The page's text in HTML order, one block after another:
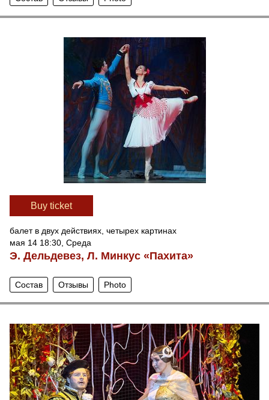
Вuy ticket
балет в двух действиях, четырех картинах
мая 14 18:30, Среда
Э. Дельдевез, Л. Минкус «Пахита»
Состав Отзывы Photo